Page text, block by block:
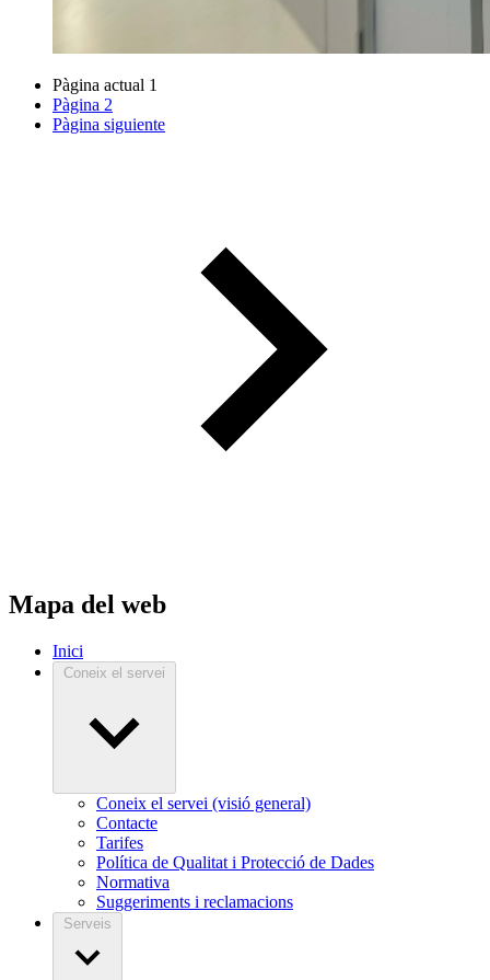
Pàgina actual 1
Pàgina 2
Pàgina siguiente
Mapa del web
Inici
Coneix el servei
Coneix el servei (visió general)
Contacte
Tarifes
Política de Qualitat i Protecció de Dades
Normativa
Suggeriments i reclamacions
Serveis